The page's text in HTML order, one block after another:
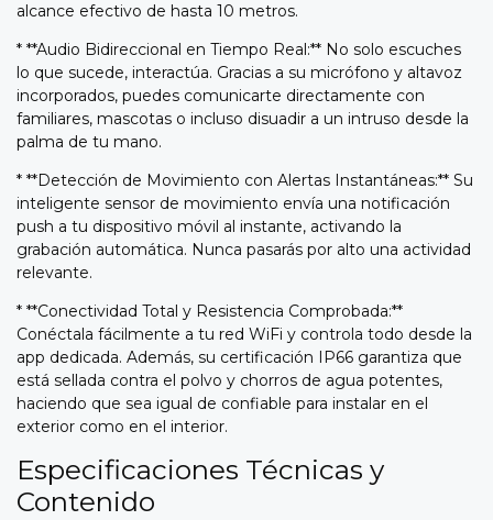
alcance efectivo de hasta 10 metros.
* **Audio Bidireccional en Tiempo Real:** No solo escuches
lo que sucede, interactúa. Gracias a su micrófono y altavoz
incorporados, puedes comunicarte directamente con
familiares, mascotas o incluso disuadir a un intruso desde la
palma de tu mano.
* **Detección de Movimiento con Alertas Instantáneas:** Su
inteligente sensor de movimiento envía una notificación
push a tu dispositivo móvil al instante, activando la
grabación automática. Nunca pasarás por alto una actividad
relevante.
* **Conectividad Total y Resistencia Comprobada:**
Conéctala fácilmente a tu red WiFi y controla todo desde la
app dedicada. Además, su certificación IP66 garantiza que
está sellada contra el polvo y chorros de agua potentes,
haciendo que sea igual de confiable para instalar en el
exterior como en el interior.
Especificaciones Técnicas y
Contenido